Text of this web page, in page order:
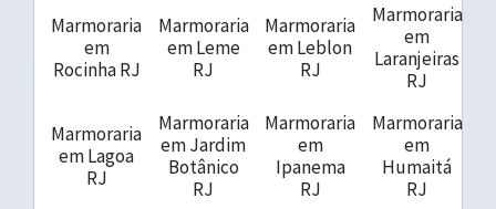
Marmoraria
em
Rocinha RJ
Marmoraria
em Leme
RJ
Marmoraria
em Leblon
RJ
Marmoraria
em
Laranjeiras
RJ
Marmoraria
em Lagoa
RJ
Marmoraria
em Jardim
Botânico
RJ
Marmoraria
em
Ipanema
RJ
Marmoraria
em
Humaitá
RJ